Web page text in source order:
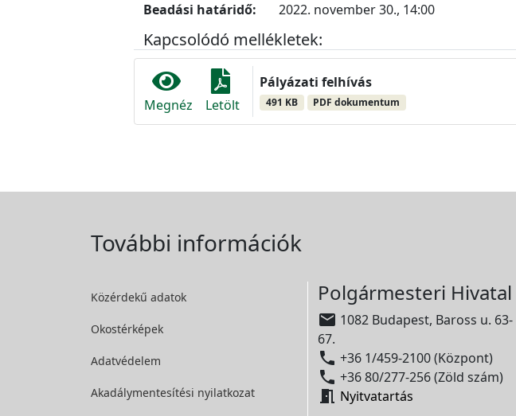
Beadási határidő:
2022. november 30., 14:00
Kapcsolódó mellékletek:
Megnéz Letölt
Pályázati felhívás
491 KB PDF dokumentum
További információk
Közérdekű adatok
Okostérképek
Adatvédelem
Akadálymentesítési nyilatkozat
Polgármesteri Hivatal
 1082 Budapest, Baross u. 63-
67.
 +36 1/459-2100 (Központ)
 +36 80/277-256 (Zöld szám)
 Nyitvatartás